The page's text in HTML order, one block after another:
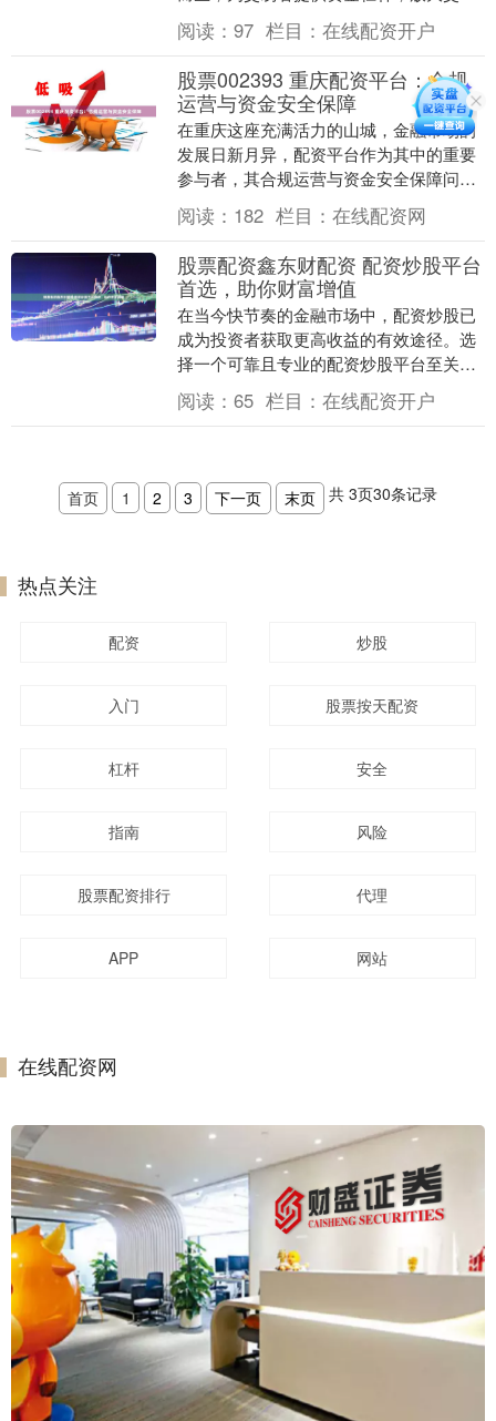
规模股票配资哪个，提升获利空间。 * **
放大投资本....
阅读： 97 栏目： 在线配资开户
股票002393 重庆配资平台：合规
运营与资金安全保障
在重庆这座充满活力的山城，金融市场的
发展日新月异，配资平台作为其中的重要
参与者，其合规运营与资金安全保障问题
日益受到投资者关注。随着金融监管政策
的不断完善和市场....
阅读： 182 栏目： 在线配资网
股票配资鑫东财配资 配资炒股平台
首选，助你财富增值
在当今快节奏的金融市场中，配资炒股已
成为投资者获取更高收益的有效途径。选
择一个可靠且专业的配资炒股平台至关重
要，它可以为您提供安全、便捷的交易体
验，并帮助您实现....
阅读： 65 栏目： 在线配资开户
首页 1 2 3 下一页 末页 共 3页30条记录
热点关注
配资 炒股
入门 股票按天配资
杠杆 安全
指南 风险
股票配资排行 代理
APP 网站
在线配资网